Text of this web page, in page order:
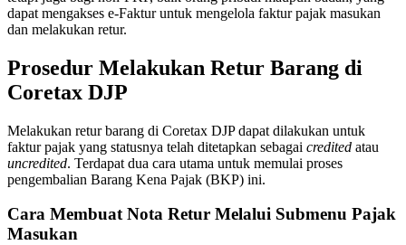
dapat mengakses e-Faktur untuk mengelola faktur pajak masukan
dan melakukan retur.
Prosedur Melakukan Retur Barang di
Coretax DJP
Melakukan retur barang di Coretax DJP dapat dilakukan untuk
faktur pajak yang statusnya telah ditetapkan sebagai credited atau
uncredited. Terdapat dua cara utama untuk memulai proses
pengembalian Barang Kena Pajak (BKP) ini.
Cara Membuat Nota Retur Melalui Submenu Pajak
Masukan